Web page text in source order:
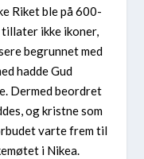
Riket ble på 600-
ikke ikoner,
begrunnet med
hadde Gud
Dermed beordret
og kristne som
varte frem til
i Nikea.